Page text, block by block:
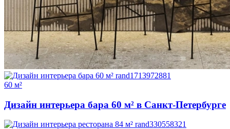
60 м²
Дизайн интерьера бара 60 м² в Санкт-Петербурге